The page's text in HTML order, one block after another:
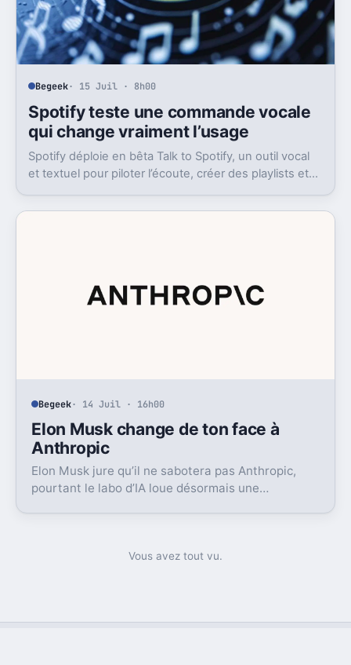
Begeek· 15 Juil · 8h00
Spotify teste une commande vocale
qui change vraiment l’usage
Spotify déploie en bêta Talk to Spotify, un outil vocal
et textuel pour piloter l’écoute, créer des playlists et
Begeek· 14 Juil · 16h00
Elon Musk change de ton face à
Anthropic
Elon Musk jure qu’il ne sabotera pas Anthropic,
pourtant le labo d’IA loue désormais une
Vous avez tout vu.